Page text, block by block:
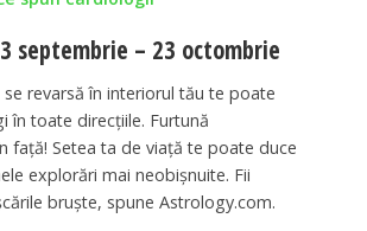
septembrie – 23 octombrie
revarsă în interiorul tău te poate
în toate direcțiile. Furtună
față! Setea ta de viață te poate duce
explorări mai neobișnuite. Fii
bruște, spune Astrology.com.